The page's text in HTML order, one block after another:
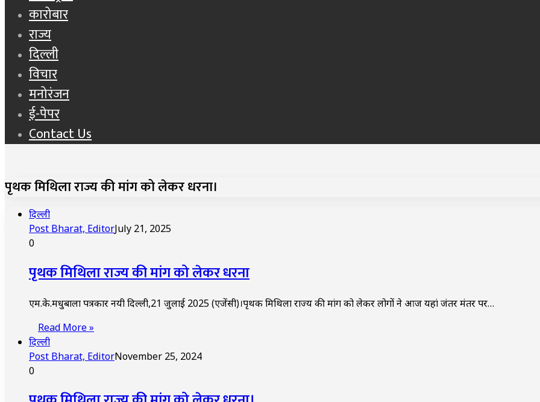
कारोबार
राज्य
दिल्ली
विचार
मनोरंजन
ई-पेपर
Contact Us
पृथक मिथिला राज्य की मांग को लेकर धरना।
दिल्ली
Post Bharat, EditorJuly 21, 2025
0
पृथक मिथिला राज्य की मांग को लेकर धरना
एम.के.मधुबाला पत्रकार नयी दिल्ली,21 जुलाई 2025 (एजेंसी)।पृथक मिथिला राज्य की मांग को लेकर लोगों ने आज यहां जंतर मंतर पर…
Read More »
दिल्ली
Post Bharat, EditorNovember 25, 2024
0